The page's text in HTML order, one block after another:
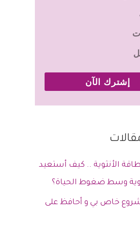
إشترك الآن
الأنثوية .. كيف أستعيد
وسط ضغوط الحياة؟
خاص بي و أحافظ على